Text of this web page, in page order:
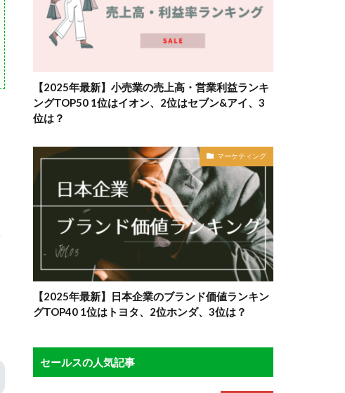
【2025年最新】小売業の売上高・営業利益ランキ
ングTOP50 1位はイオン、2位はセブン&アイ、3
位は？
マーケティング
【2025年最新】日本企業のブランド価値ランキン
グTOP40 1位はトヨタ、2位ホンダ、3位は？
セールスの人気記事